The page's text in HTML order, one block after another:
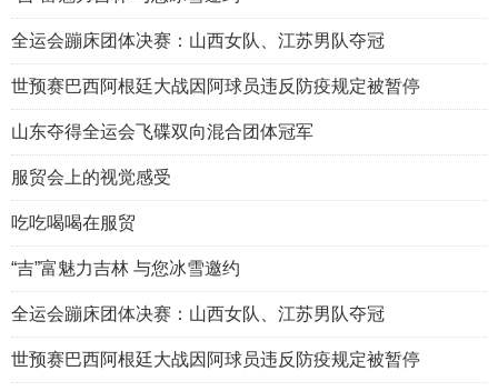
全运会蹦床团体决赛：山西女队、江苏男队夺冠
世预赛巴西阿根廷大战因阿球员违反防疫规定被暂停
山东夺得全运会飞碟双向混合团体冠军
服贸会上的视觉感受
吃吃喝喝在服贸
“吉”富魅力吉林 与您冰雪邀约
全运会蹦床团体决赛：山西女队、江苏男队夺冠
世预赛巴西阿根廷大战因阿球员违反防疫规定被暂停